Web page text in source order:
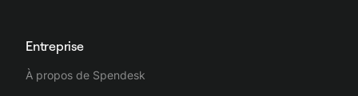
Entreprise
À propos de Spendesk